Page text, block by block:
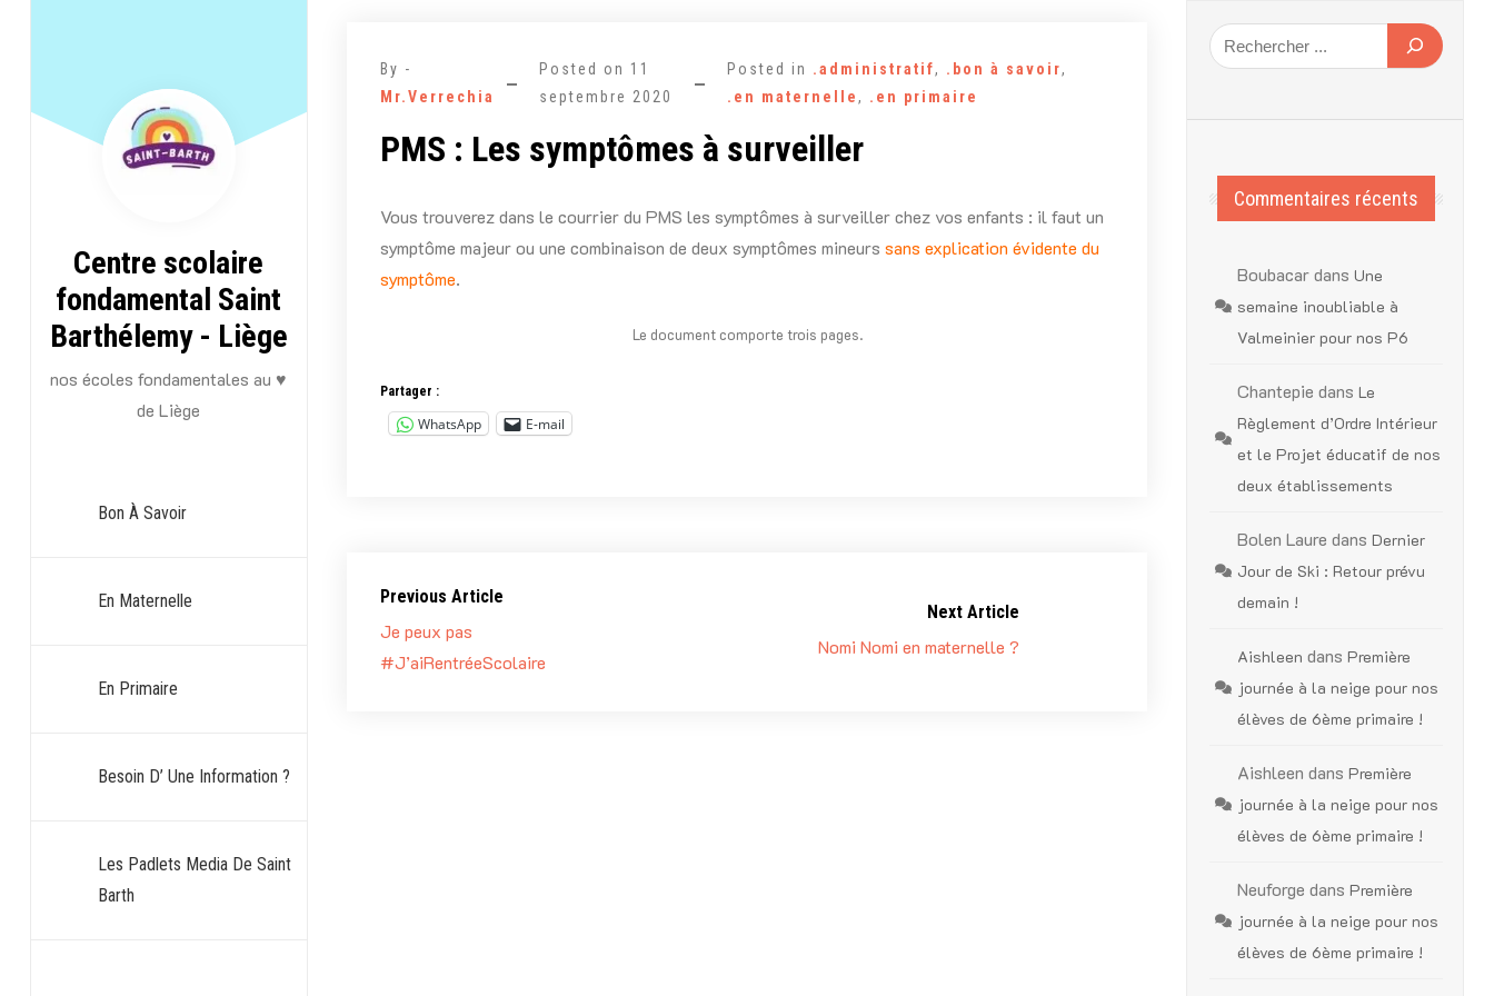
Centre scolaire
fondamental Saint
Barthélemy - Liège
nos écoles fondamentales au ♥
de Liège
Bon À Savoir
En Maternelle
En Primaire
Besoin D’ Une Information ?
Les Padlets Media De Saint
Barth
By -
Mr.Verrechia
Posted on 11
septembre 2020
Posted in .administratif, .bon à savoir,
.en maternelle, .en primaire
PMS : Les symptômes à surveiller
Vous trouverez dans le courrier du PMS les symptômes à surveiller chez vos enfants : il faut un
symptôme majeur ou une combinaison de deux symptômes mineurs sans explication évidente du
symptôme.
Le document comporte trois pages.
Partager :
WhatsApp E-mail
Previous Article
Je peux pas
#J’aiRentréeScolaire
Next Article
Nomi Nomi en maternelle ?
Commentaires récents
BoubacardansUne
semaine inoubliable à
Valmeinier pour nos P6
Chantepie dansLe
Règlement d’Ordre Intérieur
et le Projet éducatif de nos
deux établissements
Bolen Laure dansDernier
Jour de Ski : Retour prévu
demain !
Aishleen dansPremière
journée à la neige pour nos
élèves de 6ème primaire !
Aishleen dansPremière
journée à la neige pour nos
élèves de 6ème primaire !
Neuforge dansPremière
journée à la neige pour nos
élèves de 6ème primaire !